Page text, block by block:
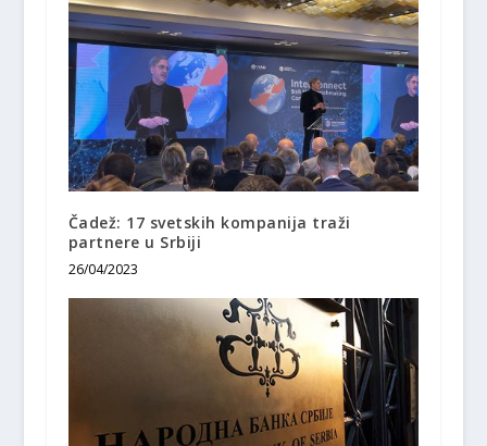
Čadež: 17 svetskih kompanija traži
partnere u Srbiji
26/04/2023